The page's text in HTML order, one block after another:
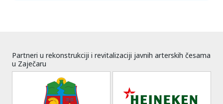
Partneri u rekonstrukciji i revitalizaciji javnih arterskih česama
u Zaječaru